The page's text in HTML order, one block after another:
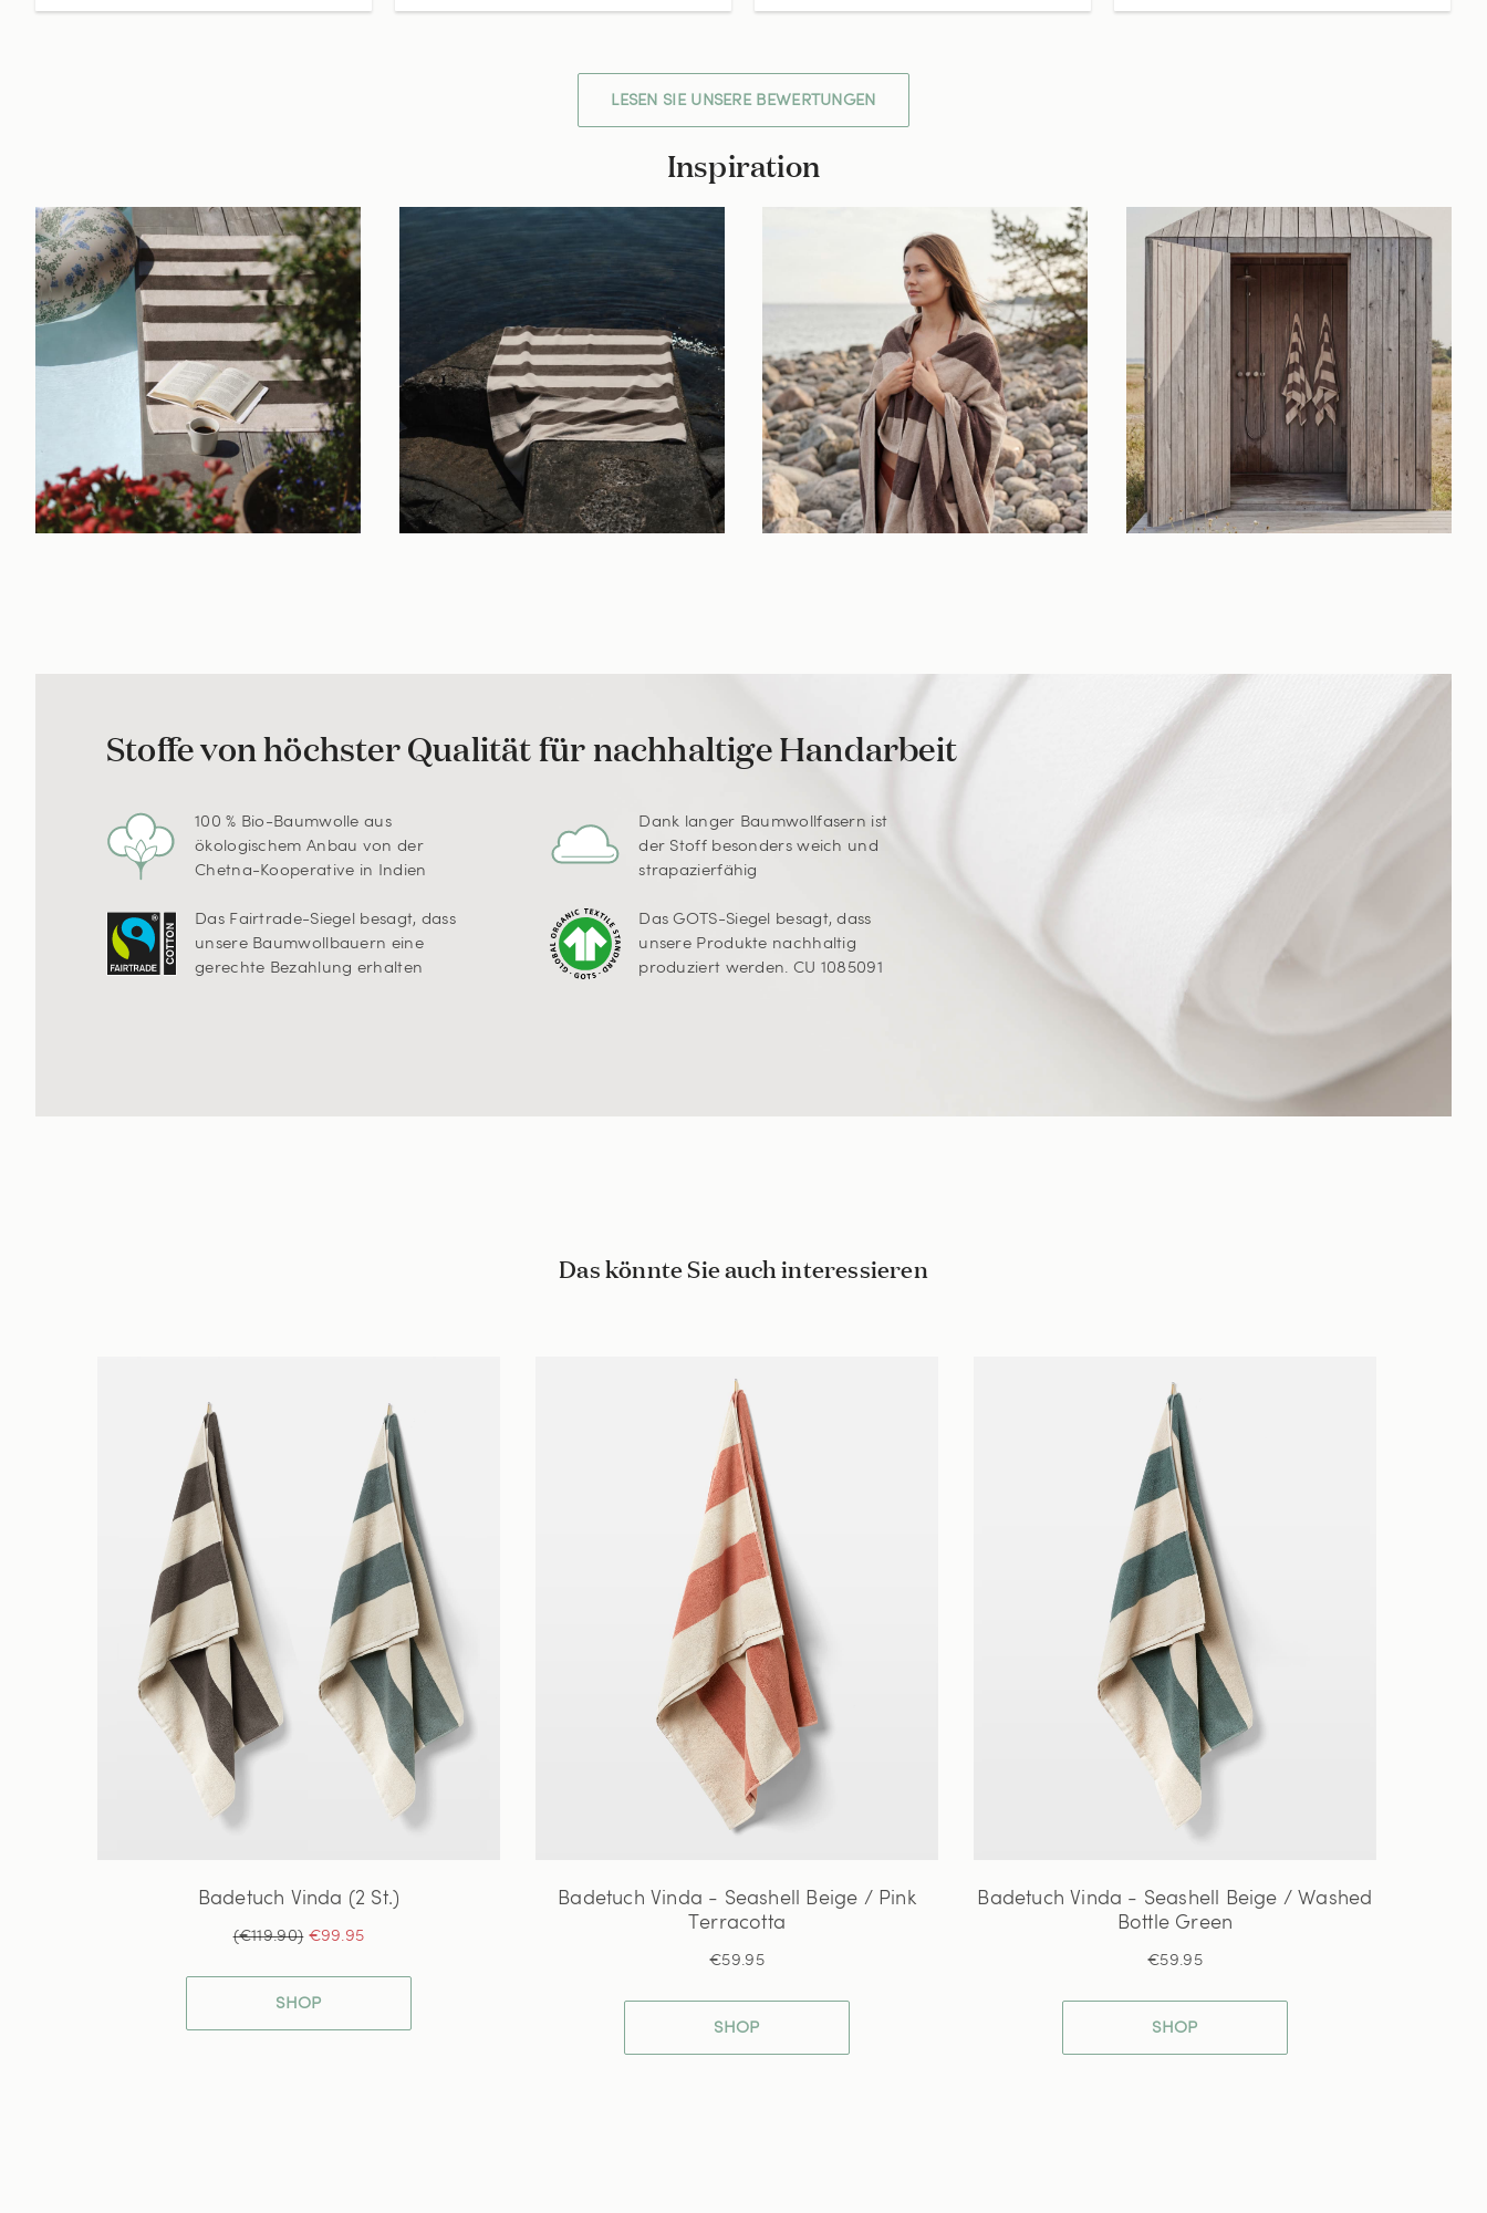
LESEN SIE UNSERE BEWERTUNGEN
Inspiration
Stoffe von höchster Qualität für nachhaltige Handarbeit
100 % Bio-Baumwolle aus
ökologischem Anbau von der
Chetna-Kooperative in Indien
Das Fairtrade-Siegel besagt, dass
unsere Baumwollbauern eine
gerechte Bezahlung erhalten
Dank langer Baumwollfasern ist
der Stoff besonders weich und
strapazierfähig
Das GOTS-Siegel besagt, dass
unsere Produkte nachhaltig
produziert werden. CU 1085091
Das könnte Sie auch interessieren
Badetuch Vinda (2 St.)
(€119.90) €99.95
SHOP
Badetuch Vinda - Seashell Beige / Pink
Terracotta
€59.95
SHOP
Badetuch Vinda - Seashell Beige / Washed
Bottle Green
€59.95
SHOP